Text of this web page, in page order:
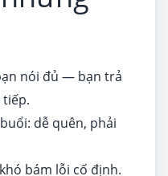
nói đủ — bạn trả
dễ quên, phải
bám lỗi cố định.